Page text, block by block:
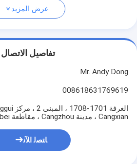
عرض المزيد
تفاصيل الاتصال
Mr. Andy Dong
008618631769619
Cangxian ، مدينة Cangzhou ، مقاطعة Hebei
ﺎﺘﺼﻟ ﺍﻶﻧ